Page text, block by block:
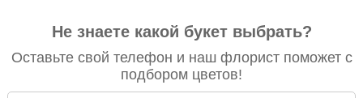
Не знаете какой букет выбрать?
Оставьте свой телефон и наш флорист поможет с
подбором цветов!